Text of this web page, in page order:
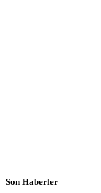
Son Haberler